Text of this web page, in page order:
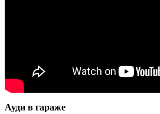
Ауди в гараже